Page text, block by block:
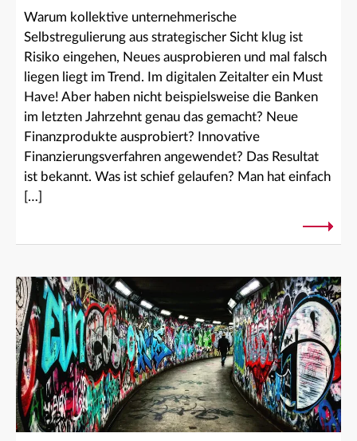
Warum kollektive unternehmerische
Selbstregulierung aus strategischer Sicht klug ist
Risiko eingehen, Neues ausprobieren und mal falsch
liegen liegt im Trend. Im digitalen Zeitalter ein Must
Have! Aber haben nicht beispielsweise die Banken
im letzten Jahrzehnt genau das gemacht? Neue
Finanzprodukte ausprobiert? Innovative
Finanzierungsverfahren angewendet? Das Resultat
ist bekannt. Was ist schief gelaufen? Man hat einfach
[…]